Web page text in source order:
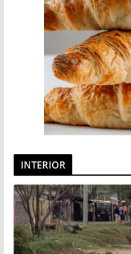
INTERIOR